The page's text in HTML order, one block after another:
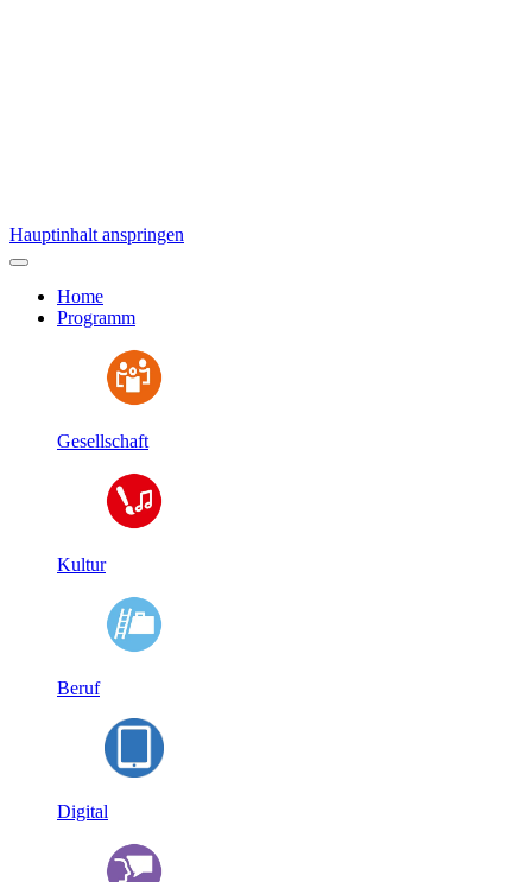
Hauptinhalt anspringen
Home
Programm
Gesellschaft
Kultur
Beruf
Digital